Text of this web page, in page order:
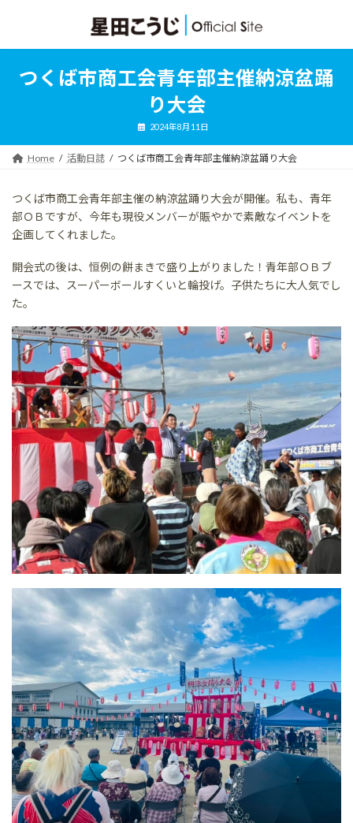
ン
ー
つくば市商工会青年部主催納涼盆踊
り大会
2024年8月11日
Home 活動日誌 つくば市商工会青年部主催納涼盆踊り大会
つくば市商工会青年部主催の納涼盆踊り大会が開催。私も、青年
部ＯＢですが、今年も現役メンバーが賑やかで素敵なイベントを
企画してくれました。
開会式の後は、恒例の餅まきで盛り上がりました！青年部ＯＢブ
ースでは、スーパーボールすくいと輪投げ。子供たちに大人気でし
た。